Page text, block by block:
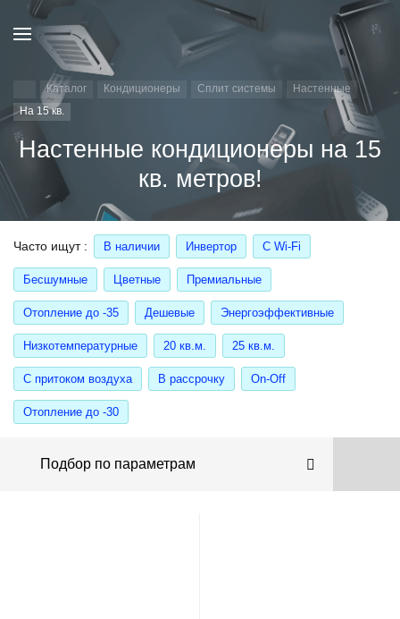
Каталог Кондиционеры Сплит системы
Настенные
На 15 кв.
Настенные кондиционеры на 15
кв. метров!
Часто ищут В наличии Инвертор С Wi-Fi
Бесшумные Цветные Премиальные
Отопление до -35 Дешевые Энергоэффективные
Низкотемпературные 20 кв.м. 25 кв.м.
С притоком воздуха В рассрочку On-Off
Отопление до -30
Подбор по параметрам